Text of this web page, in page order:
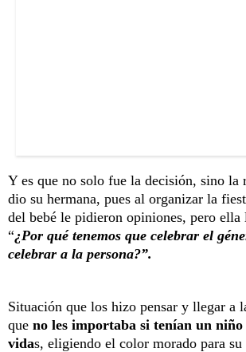
Y es que no solo fue la decisión, sino la
dio su hermana, pues al organizar la
del bebé le pidieron opiniones, pero ella
“¿Por qué tenemos que celebrar el
celebrar a la persona?”.
Situación que los hizo pensar y llegar a
que no les importaba si tenían un niño
vidas, eligiendo el color morado para su